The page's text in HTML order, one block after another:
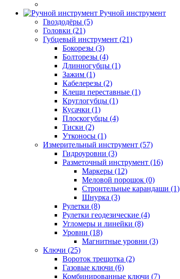
Ручной инструмент
Гвоздодёры (5)
Головки (21)
Губцевый инструмент (21)
Бокорезы (3)
Болторезы (4)
Длинногубцы (1)
Зажим (1)
Кабелерезы (2)
Клещи переставные (1)
Круглогубцы (1)
Кусачки (1)
Плоскогубцы (4)
Тиски (2)
Утконосы (1)
Измерительный инструмент (57)
Гидроуровни (3)
Разметочный инструмент (16)
Маркеры (12)
Меловой порошок (0)
Строительные карандаши (1)
Шнурка (3)
Рулетки (8)
Рулетки геодезические (4)
Угломеры и линейки (8)
Уровни (18)
Магнитные уровни (3)
Ключи (25)
Вороток трещотка (2)
Газовые ключи (6)
Комбинированные ключи (7)